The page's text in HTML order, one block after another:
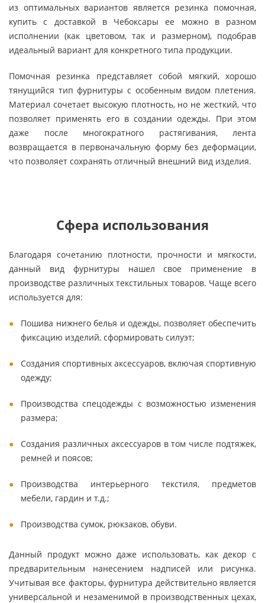
из оптимальных вариантов является резинка помочная,
купить с доставкой в Чебоксары ее можно в разном
исполнении (как цветовом, так и размерном), подобрав
идеальный вариант для конкретного типа продукции.
Помочная резинка представляет собой мягкий, хорошо
тянущийся тип фурнитуры с особенным видом плетения.
Материал сочетает высокую плотность, но не жесткий, что
позволяет применять его в создании одежды. При этом
даже после многократного растягивания, лента
возвращается в первоначальную форму без деформации,
что позволяет сохранять отличный внешний вид изделия.
Сфера использования
Благодаря сочетанию плотности, прочности и мягкости,
данный вид фурнитуры нашел свое применение в
производстве различных текстильных товаров. Чаще всего
используется для:
Пошива нижнего белья и одежды, позволяет обеспечить
фиксацию изделий, сформировать силуэт;
Создания спортивных аксессуаров, включая спортивную
одежду;
Производства спецодежды с возможностью изменения
размера;
Создания различных аксессуаров в том числе подтяжек,
ремней и поясов;
Производства интерьерного текстиля, предметов
мебели, гардин и т.д.;
Производства сумок, рюкзаков, обуви.
Данный продукт можно даже использовать, как декор с
предварительным нанесением надписей или рисунка.
Учитывая все факторы, фурнитура действительно является
универсальной и незаменимой в производственных цехах,